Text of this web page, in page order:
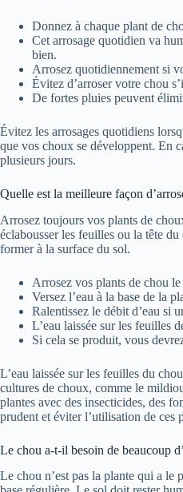
Donnez à chaque plant de
Cet arrosage quotidien va
bien.
Arrosez quotidiennement si
Évitez d’arroser votre chou
De fortes pluies peuvent
Évitez les arrosages quotidiens
que vos choux se développent. En
plusieurs jours.
Quelle est la meilleure façon
Arrosez toujours vos plants de
éclabousser les feuilles ou la tête
former à la surface du sol.
Arrosez vos plants de chou
Versez l’eau à la base de la
Ralentissez le débit d’eau si
L’eau laissée sur les feuilles
Si cela se produit, vous
L’eau laissée sur les feuilles du
cultures de choux, comme le
plantes avec des insecticides, des
prudent et éviter l’utilisation de ces
Le chou a-t-il besoin de beaucoup
Le chou n’est pas la plante qui a le